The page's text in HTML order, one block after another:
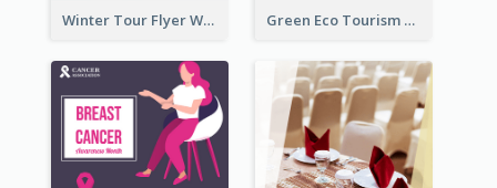
Winter Tour Flyer With Photo Of Snow Mountain Green Eco Tourism Flyer With Photos Of Forest